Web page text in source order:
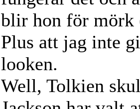
blir hon för mörk
Plus att jag inte
looken.
Well, Tolkien